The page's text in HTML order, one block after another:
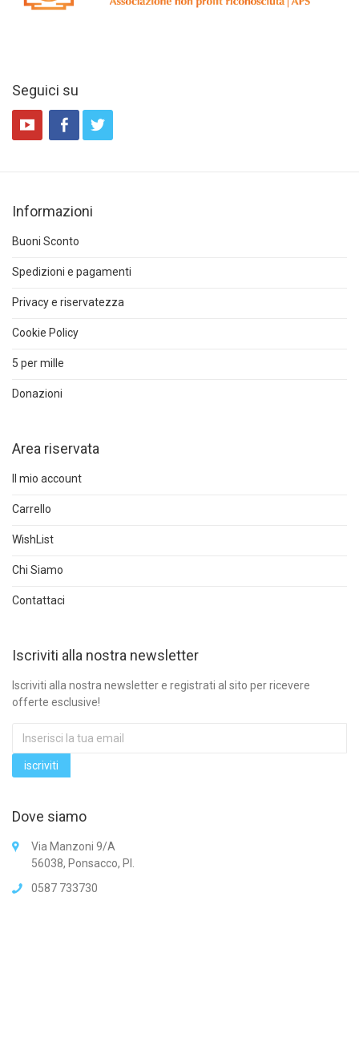
Seguici su
Informazioni
Buoni Sconto
Spedizioni e pagamenti
Privacy e riservatezza
Cookie Policy
5 per mille
Donazioni
Area riservata
Il mio account
Carrello
WishList
Chi Siamo
Contattaci
Iscriviti alla nostra newsletter
Iscriviti alla nostra newsletter e registrati al sito per ricevere
offerte esclusive!
Dove siamo
Via Manzoni 9/A
56038, Ponsacco, PI.
0587 733730